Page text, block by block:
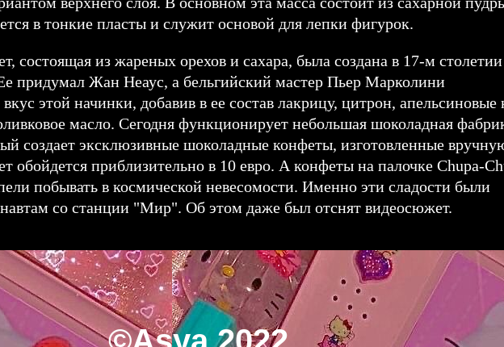
в тонкие пласты и служит основой для лепки фигурок.
состоящая из жареных орехов и сахара, была создана в 17-м
придумал Жан Неаус, а бельгийский мастер Пьер Марколини
этой начинки, добавив в ее состав лакрицу, цитрон, апельсиновые
масло. Сегодня функционирует небольшая шоколадная
создает эксклюзивные шоколадные конфеты, изготовленные
обойдется приблизительно в 10 евро. А конфеты на палочке Chupa-
побывать в космической невесомости. Именно эти сладости были
со станции "Мир". Об этом даже был отснят видеосюжет.